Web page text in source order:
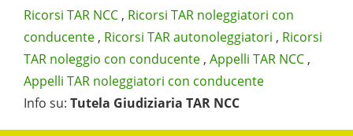
Ricorsi TAR NCC , Ricorsi TAR noleggiatori con
conducente , Ricorsi TAR autonoleggiatori , Ricorsi
TAR noleggio con conducente , Appelli TAR NCC ,
Appelli TAR noleggiatori con conducente
Info su: Tutela Giudiziaria TAR NCC